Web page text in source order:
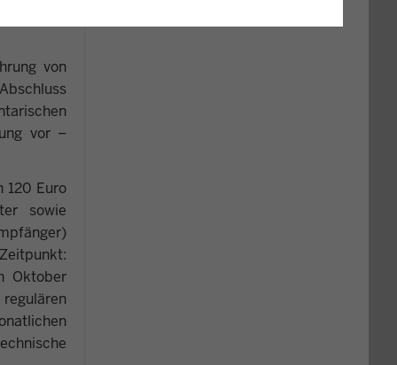
des
von
vor –
120 Euro
sowie
Oktober